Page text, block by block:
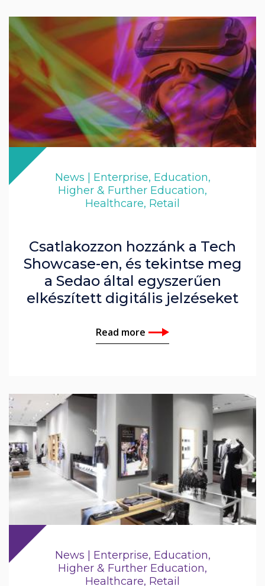
News | Enterprise, Education,
Higher & Further Education,
Healthcare, Retail
Csatlakozzon hozzánk a Tech
Showcase-en, és tekintse meg
a Sedao által egyszerűen
elkészített digitális jelzéseket
Read more
News | Enterprise, Education,
Higher & Further Education,
Healthcare, Retail